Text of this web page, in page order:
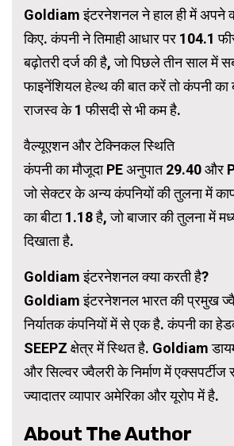
Goldiam इंटरनेशनल ने हाल ही में अपने
किए. कंपनी ने तिमाही आधार पर 104.1
बढ़ोतरी दर्ज की है, जो पिछले तीन साल में
फाइनेंशियल हेल्थ की बात करें तो कंपनी का
राजस्व के 1 फीसदी से भी कम है.
वैल्यूएशन और टेक्निकल स्थिति
कंपनी का मौजूदा PE अनुपात 29.40 और
जो सेक्टर के अन्य कंपनियों की तुलना में
का बीटा 1.18 है, जो बाजार की तुलना में
दिखाता है.
Goldiam इंटरनेशनल क्या करती है?
Goldiam इंटरनेशनल भारत की प्रमुख
निर्यातक कंपनियों में से एक है. कंपनी का
SEEPZ क्षेत्र में स्थित है. Goldiam
और सिल्वर ज्वैलरी के निर्माण में
ज्यादातर व्यापार अमेरिका और यूरोप में है.
About The Author